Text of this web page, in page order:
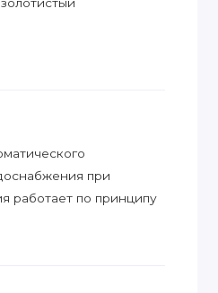
при
работает по принципу